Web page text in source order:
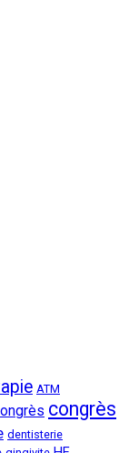
ATM
congrès
dentisterie